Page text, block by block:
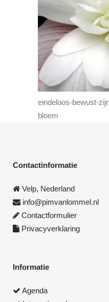
eindeloos-bewust-
bloem
Contactinformatie
Velp, Nederland
info@pimvanlommel.nl
Contactformulier
Privacyverklaring
Informatie
Agenda